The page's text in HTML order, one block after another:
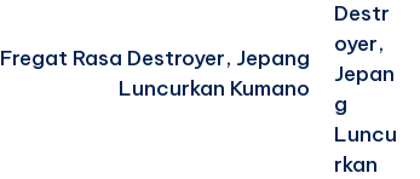
Fregat Rasa Destroyer, Jepang
Luncurkan Kumano